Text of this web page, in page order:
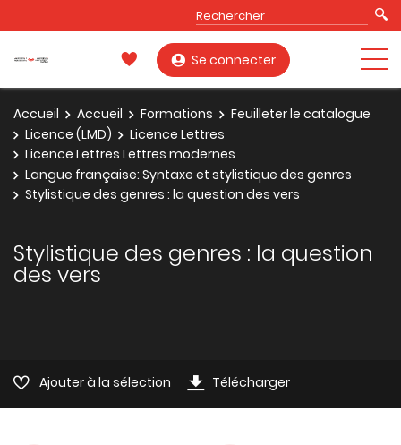
Se connecter
Accueil Accueil Formations
Feuilleter le catalogue
Licence (LMD)
Licence Lettres
Licence Lettres Lettres modernes
Langue française: Syntaxe et stylistique des genres
Stylistique des genres : la question des vers
Stylistique des genres : la question
des vers
Ajouter à la sélection Télécharger